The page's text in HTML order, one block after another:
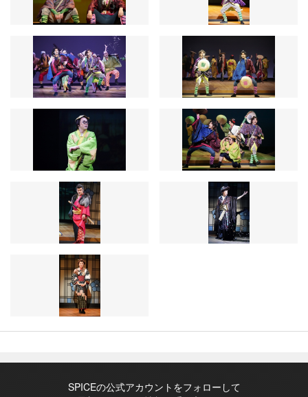
SPICEの公式アカウントをフォローして